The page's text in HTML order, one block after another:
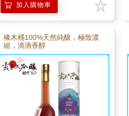
加入購物車
橡木桶100%天然純釀，極致濃
縮，滴滴香醇